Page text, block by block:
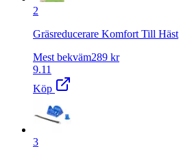
2
Gräsreducerare Komfort Till Häst
Mest bekväm289 kr
9.11
Köp
3